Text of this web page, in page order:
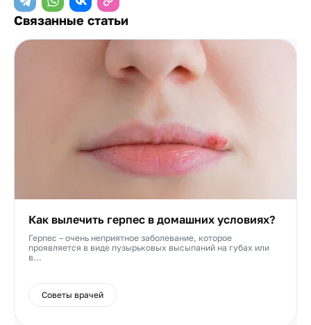
Связанные статьи
Как вылечить герпес в домашних условиях?
Герпес – очень неприятное заболевание, которое
проявляется в виде пузырьковых высыпаний на губах или
в...
Советы врачей